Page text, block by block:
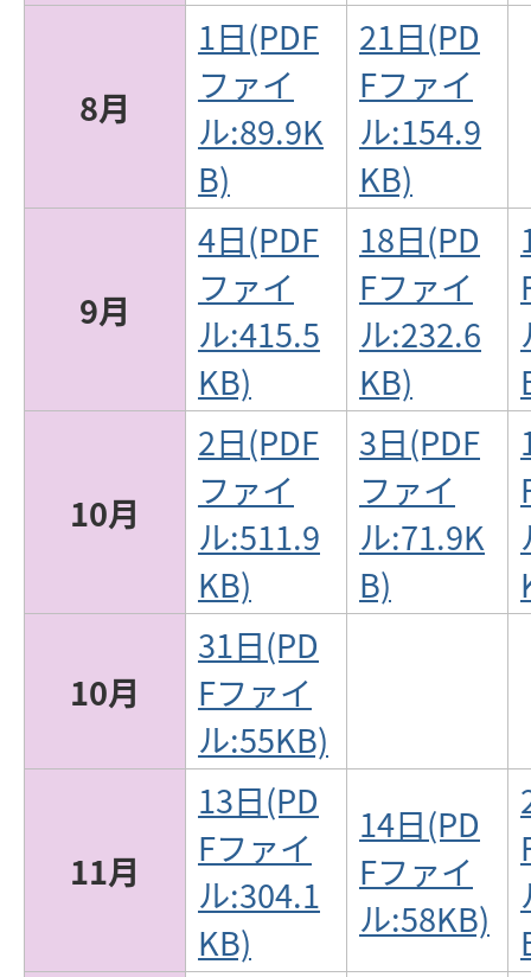
8月
1日(PDF
ファイ
ル:89.9K
B)
21日(PD
Fファイ
ル:154.9
KB)
9月
4日(PDF
ファイ
ル:415.5
KB)
18日(PD
Fファイ
ル:232.6
KB)
10月
2日(PDF
ファイ
ル:511.9
KB)
3日(PDF
ファイ
ル:71.9K
B)
10月
31日(PD
Fファイ
ル:55KB)
11月
13日(PD
Fファイ
ル:304.1
KB)
14日(PD
Fファイ
ル:58KB)